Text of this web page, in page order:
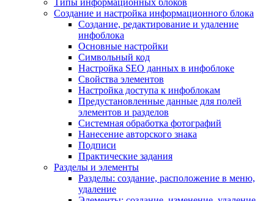
Типы информационных блоков
Создание и настройка информационного блока
Создание, редактирование и удаление
инфоблока
Основные настройки
Символьный код
Настройка SEO данных в инфоблоке
Свойства элементов
Настройка доступа к инфоблокам
Предустановленные данные для полей
элементов и разделов
Системная обработка фотографий
Нанесение авторского знака
Подписи
Практические задания
Разделы и элементы
Разделы: создание, расположение в меню,
удаление